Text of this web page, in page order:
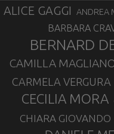
ALICE GAGGI ANDREA
BARBARA
BERNARD
CAMILLA
CARMELA VERGURA
CECILIA MORA
CHIARA GIOVANDO